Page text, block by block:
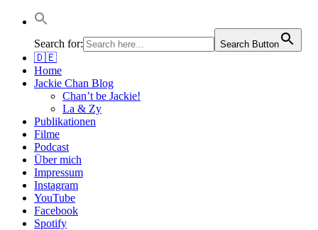
Jackie Chan Deutschland | Thorsten Boose
Autor & Jackie-Chan-Historiker
Search for:
Search Button
🇩🇪
Home
Jackie Chan Blog
Chan’t be Jackie!
La & Zy
Publikationen
Filme
Podcast
Über mich
Impressum
Instagram
YouTube
Facebook
Spotify